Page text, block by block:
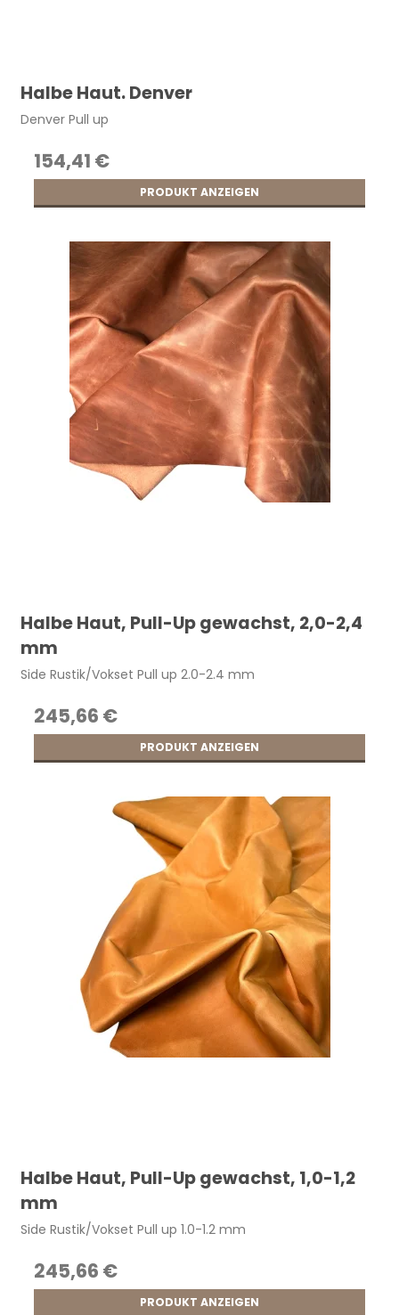
Halbe Haut. Denver
Denver Pull up
154,41 €
PRODUKT ANZEIGEN
Halbe Haut, Pull-Up gewachst, 2,0-2,4
mm
Side Rustik/Vokset Pull up 2.0-2.4 mm
245,66 €
PRODUKT ANZEIGEN
Halbe Haut, Pull-Up gewachst, 1,0-1,2
mm
Side Rustik/Vokset Pull up 1.0-1.2 mm
245,66 €
PRODUKT ANZEIGEN